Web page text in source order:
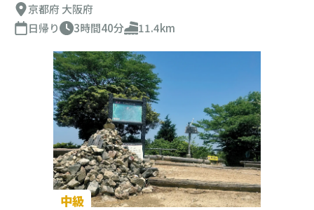
京都府 大阪府
日帰り
3時間40分 11.4km
中級